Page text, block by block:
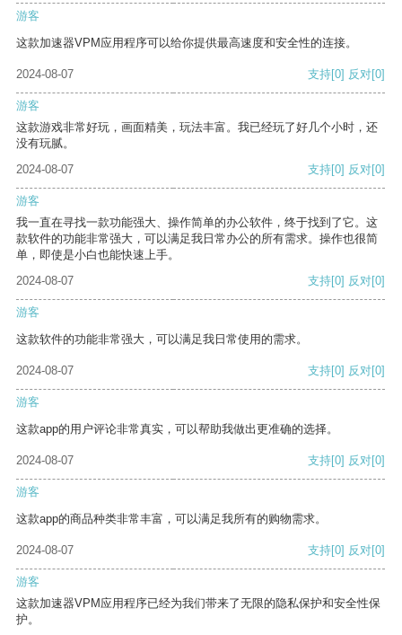
游客
这款加速器VPM应用程序可以给你提供最高速度和安全性的连接。
2024-08-07 支持[0] 反对[0]
游客
这款游戏非常好玩，画面精美，玩法丰富。我已经玩了好几个小时，还
没有玩腻。
2024-08-07
支持[0] 反对[0]
游客
我一直在寻找一款功能强大、操作简单的办公软件，终于找到了它。这
款软件的功能非常强大，可以满足我日常办公的所有需求。操作也很简
单，即使是小白也能快速上手。
2024-08-07
支持[0] 反对[0]
游客
这款软件的功能非常强大，可以满足我日常使用的需求。
2024-08-07 支持[0] 反对[0]
游客
这款app的用户评论非常真实，可以帮助我做出更准确的选择。
2024-08-07 支持[0] 反对[0]
游客
这款app的商品种类非常丰富，可以满足我所有的购物需求。
2024-08-07 支持[0] 反对[0]
游客
这款加速器VPM应用程序已经为我们带来了无限的隐私保护和安全性保
护。